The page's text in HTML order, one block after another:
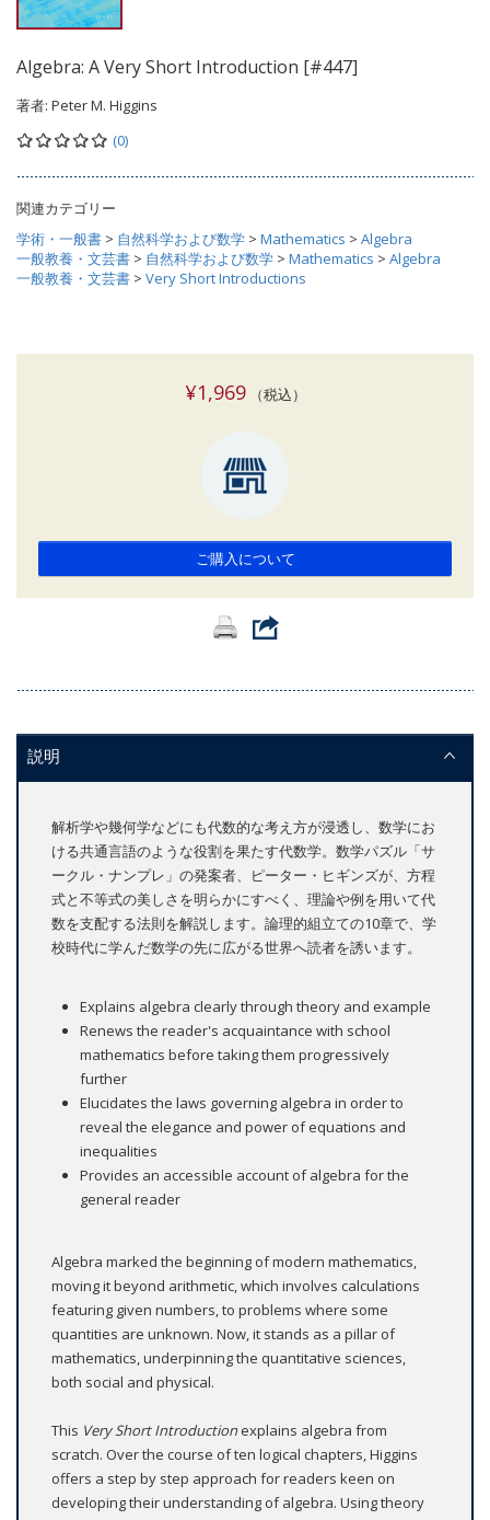
Algebra: A Very Short Introduction [#447]
著者: Peter M. Higgins
(0)
関連カテゴリー
学術・一般書 > 自然科学および数学 > Mathematics > Algebra
一般教養・文芸書 > 自然科学および数学 > Mathematics > Algebra
一般教養・文芸書 > Very Short Introductions
¥1,969（税込）
ご購入について
説明
解析学や幾何学などにも代数的な考え方が浸透し、数学にお
ける共通言語のような役割を果たす代数学。数学パズル「サ
ークル・ナンプレ」の発案者、ピーター・ヒギンズが、方程
式と不等式の美しさを明らかにすべく、理論や例を用いて代
数を支配する法則を解説します。論理的組立ての10章で、学
校時代に学んだ数学の先に広がる世界へ読者を誘います。
Explains algebra clearly through theory and example
Renews the reader's acquaintance with school
mathematics before taking them progressively
further
Elucidates the laws governing algebra in order to
reveal the elegance and power of equations and
inequalities
Provides an accessible account of algebra for the
general reader
Algebra marked the beginning of modern mathematics,
moving it beyond arithmetic, which involves calculations
featuring given numbers, to problems where some
quantities are unknown. Now, it stands as a pillar of
mathematics, underpinning the quantitative sciences,
both social and physical.
This Very Short Introductionexplains algebra from
scratch. Over the course of ten logical chapters, Higgins
offers a step by step approach for readers keen on
developing their understanding of algebra. Using theory